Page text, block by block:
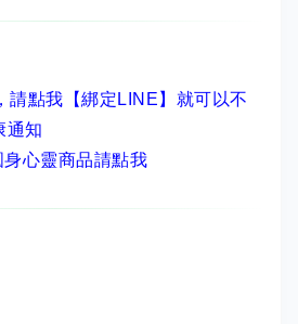
請點我【綁定LINE】 就可以不
通知
心靈商品請點我